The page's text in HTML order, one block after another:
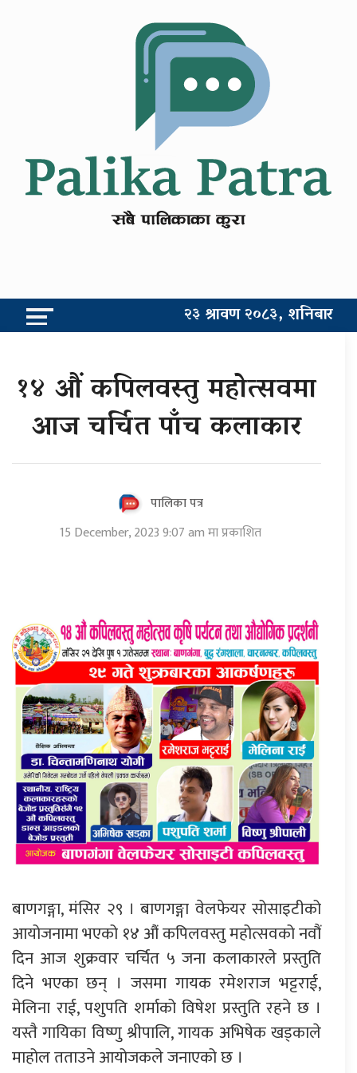
२३ श्रावण २०८३, शनिबार
१४ औं कपिलवस्तु महोत्सवमा
आज चर्चित पाँच कलाकार
पालिका पत्र
15 December, 2023 9:07 am मा प्रकाशित
बाणगङ्गा, मंसिर २९ । बाणगङ्गा वेलफेयर सोसाइटीको
आयोजनामा भएको १४ औं कपिलवस्तु महोत्सवको नवौं
दिन आज शुक्रवार चर्चित ५ जना कलाकारले प्रस्तुति
दिने भएका छन् । जसमा गायक रमेशराज भट्टराई,
मेलिना राई, पशुपति शर्माको विषेश प्रस्तुति रहने छ ।
यस्तै गायिका विष्णु श्रीपालि, गायक अभिषेक खड्काले
माहोल तताउने आयोजकले जनाएको छ ।